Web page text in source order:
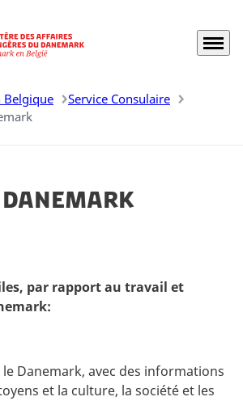
Menu
Belgique
Service Consulaire
par rapport au travail et
Danemark, avec des informations
et la culture, la société et les